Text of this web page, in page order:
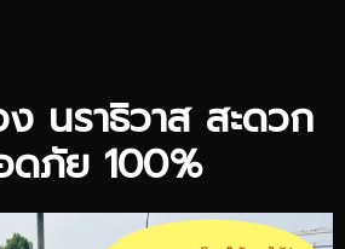
ง นราธิวาส สะดวก
ดภัย 100%